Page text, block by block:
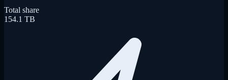
Total share
154.1 TB